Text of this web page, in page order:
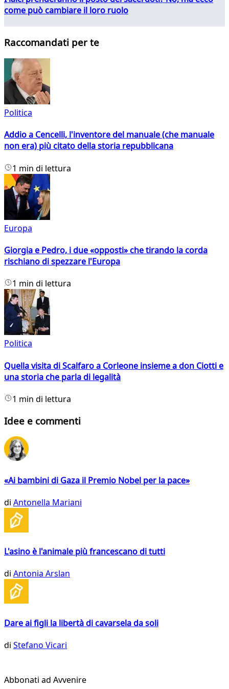
come può cambiare il loro ruolo
Raccomandati per te
Politica
Addio a Cencelli, l'inventore del manuale (che manuale
non era) più citato della storia repubblicana
1 min di lettura
Europa
Giorgia e Pedro, i due «opposti» che tirando la corda
rischiano di spezzare l'Europa
1 min di lettura
Politica
Quella visita di Scalfaro a Corleone insieme a don Ciotti e
una storia che parla di legalità
1 min di lettura
Idee e commenti
«Ai bambini di Gaza il Premio Nobel per la pace»
di Antonella Mariani
L'asino è l'animale più francescano di tutti
di Antonia Arslan
Dare ai figli la libertà di cavarsela da soli
di Stefano Vicari
Abbonati ad Avvenire